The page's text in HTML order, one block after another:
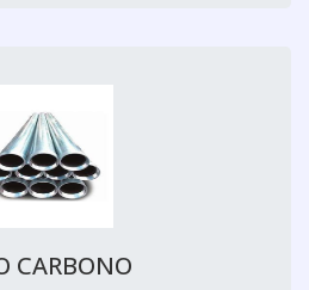
CARBONO